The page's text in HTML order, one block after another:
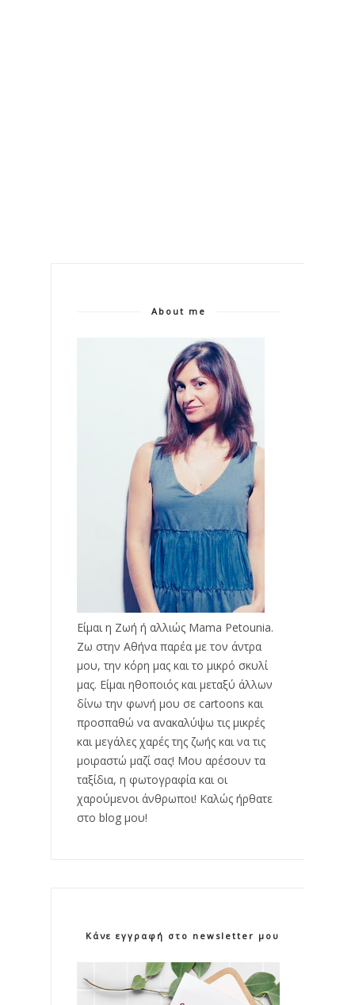
About me
Είμαι η Ζωή ή αλλιώς Mama Petounia.
Ζω στην Αθήνα παρέα με τον άντρα
μου, την κόρη μας και το μικρό σκυλί
μας. Είμαι ηθοποιός και μεταξύ άλλων
δίνω την φωνή μου σε cartoons και
προσπαθώ να ανακαλύψω τις μικρές
και μεγάλες χαρές της ζωής και να τις
μοιραστώ μαζί σας! Μου αρέσουν τα
ταξίδια, η φωτογραφία και οι
χαρούμενοι άνθρωποι! Καλώς ήρθατε
στο blog μου!
Κάνε εγγραφή στο newsletter μου!